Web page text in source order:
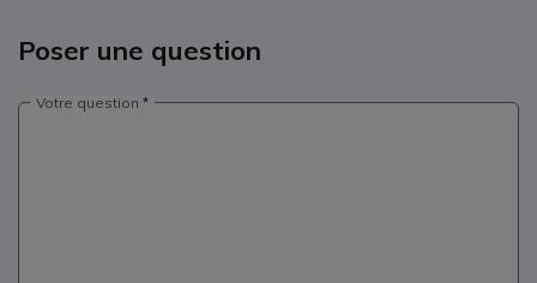
Poser une question
Votre question